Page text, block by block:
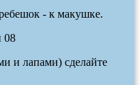
- к макушке.
и лапами) сделайте